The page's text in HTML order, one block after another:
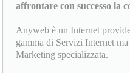
affrontare con successo la
Anyweb è un Internet
gamma di Servizi Internet
Marketing specializzata.